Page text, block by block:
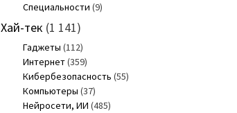
Специальности (9)
Хай-тек (1 141)
Гаджеты (112)
Интернет(359)
Кибербезопасность (55)
Компьютеры (37)
Нейросети, ИИ (485)